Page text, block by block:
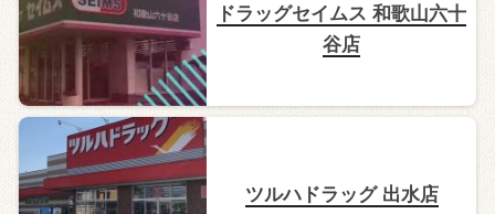
ドラッグセイムス 和歌山六十
谷店
ツルハドラッグ 出水店